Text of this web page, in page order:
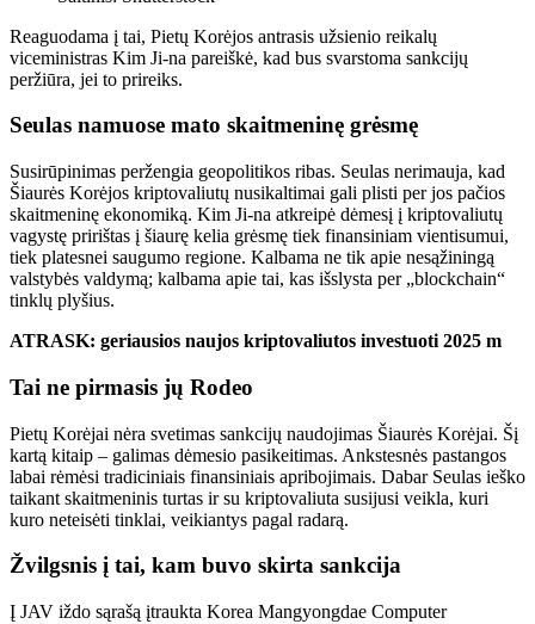
Reaguodama į tai, Pietų Korėjos antrasis užsienio reikalų
viceministras Kim Ji-na pareiškė, kad bus svarstoma sankcijų
peržiūra, jei to prireiks.
Seulas namuose mato skaitmeninę grėsmę
Susirūpinimas peržengia geopolitikos ribas. Seulas nerimauja, kad
Šiaurės Korėjos kriptovaliutų nusikaltimai gali plisti per jos pačios
skaitmeninę ekonomiką. Kim Ji-na atkreipė dėmesį į kriptovaliutų
vagystę pririštas į šiaurę kelia grėsmę tiek finansiniam vientisumui,
tiek platesnei saugumo regione. Kalbama ne tik apie nesąžiningą
valstybės valdymą; kalbama apie tai, kas išslysta per „blockchain“
tinklų plyšius.
ATRASK: geriausios naujos kriptovaliutos investuoti 2025 m
Tai ne pirmasis jų Rodeo
Pietų Korėjai nėra svetimas sankcijų naudojimas Šiaurės Korėjai. Šį
kartą kitaip – ​​galimas dėmesio pasikeitimas. Ankstesnės pastangos
labai rėmėsi tradiciniais finansiniais apribojimais. Dabar Seulas ieško
taikant skaitmeninis turtas ir su kriptovaliuta susijusi veikla, kuri
kuro neteisėti tinklai, veikiantys pagal radarą.
Žvilgsnis į tai, kam buvo skirta sankcija
Į JAV iždo sąrašą įtraukta Korea Mangyongdae Computer